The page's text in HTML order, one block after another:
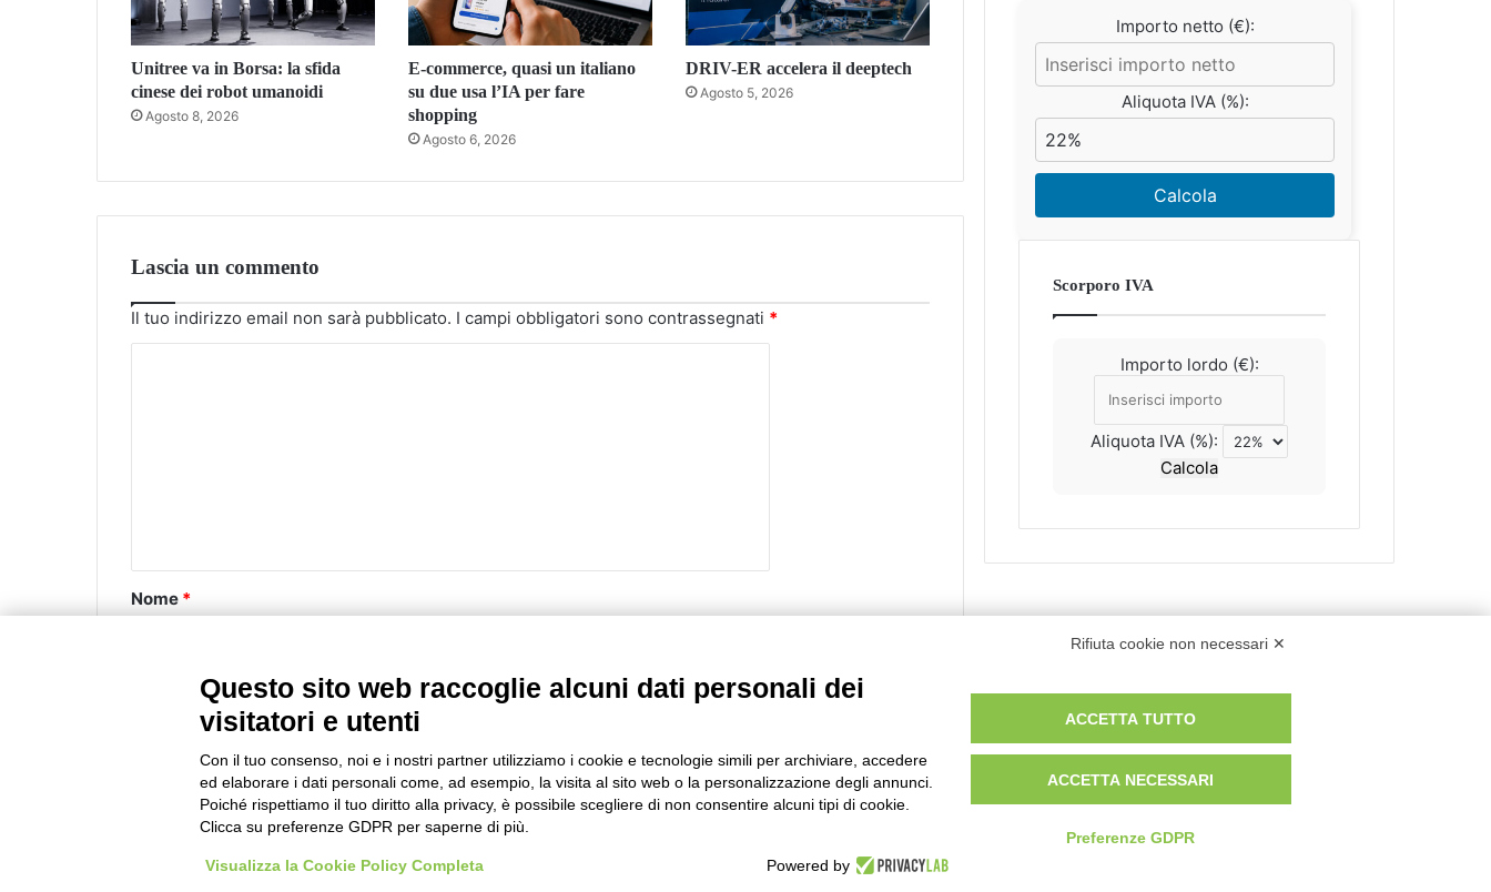
Unitree va in Borsa: la sfida
cinese dei robot umanoidi
Agosto 8, 2026
E-commerce, quasi un italiano
su due usa l’IA per fare
shopping
Agosto 6, 2026
DRIV-ER accelera il deeptech
Agosto 5, 2026
Lascia un commento
Il tuo indirizzo email non sarà pubblicato. I campi obbligatori sono contrassegnati *
o
Nome *
Sito web
Scopri come vengono elaborati i dati derivati dai
Importo netto (€):
Aliquota IVA (%):
Calcola
Scorporo IVA
Importo lordo (€):
Aliquota IVA (%):
Calcola
Rifiuta cookie non necessari ✕
Questo sito web raccoglie alcuni dati personali dei
visitatori e utenti
Con il tuo consenso, noi e i nostri partner utilizziamo i cookie e tecnologie simili per archiviare, accedere
ed elaborare i dati personali come, ad esempio, la visita al sito web o la personalizzazione degli annunci.
Poiché rispettiamo il tuo diritto alla privacy, è possibile scegliere di non consentire alcuni tipi di cookie.
Clicca su preferenze GDPR per saperne di più.
Visualizza la Cookie Policy Completa Powered by
ACCETTA TUTTO
ACCETTA NECESSARI
Preferenze GDPR